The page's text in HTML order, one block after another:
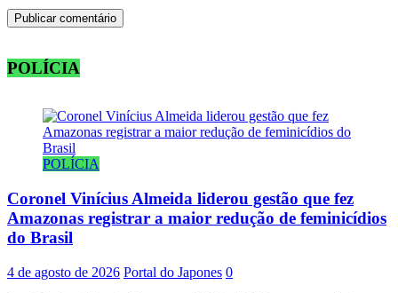
POLÍCIA
POLÍCIA
Coronel Vinícius Almeida liderou gestão que fez
Amazonas registrar a maior redução de feminicídios
do Brasil
4 de agosto de 2026 Portal do Japones 0